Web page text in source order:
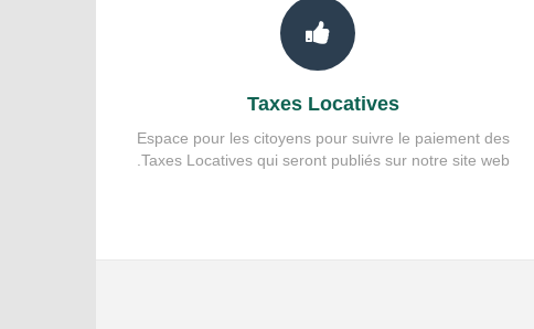
Taxes Locatives
Espace pour les citoyens pour suivre le paiement des
Taxes Locatives qui seront publiés sur notre site web.